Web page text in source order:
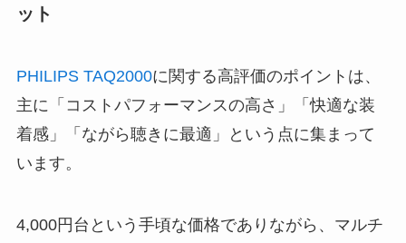
ット
PHILIPS TAQ2000に関する高評価のポイントは、
主に「コストパフォーマンスの高さ」「快適な装
着感」「ながら聴きに最適」という点に集まって
います。
4,000円台という手頃な価格でありながら、マルチ